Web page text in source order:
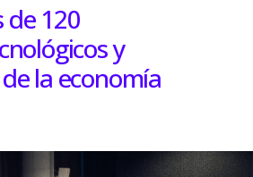
de 120
y
la economía